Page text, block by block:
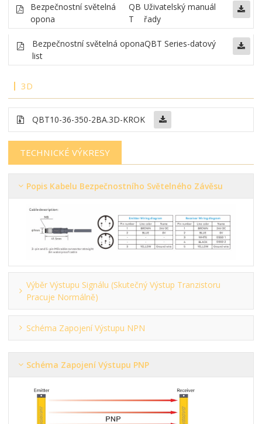
Bezpečnostní světelná
opona
QB
T
Uživatelský manuál
řady
Bezpečnostní světelná oponaQBT Series-datový
list
3D
QBT10-36-350-2BA.3D-KROK
TECHNICKÉ VÝKRESY
Popis Kabelu Bezpečnostního Světelného Závěsu
Výběr Výstupu Signálu (skutečný Výstup Tranzistoru
Pracuje Normálně)
Schéma Zapojení Výstupu NPN
Schéma Zapojení Výstupu PNP